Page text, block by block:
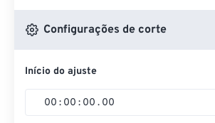
Configurações de corte
Início do ajuste
00 : 00 : 00 . 00